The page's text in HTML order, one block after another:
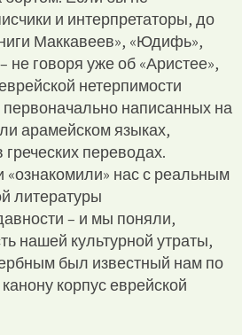
и интерпретаторы, до
Маккавеев», «Юдифь»,
не говоря уже об «Аристее»,
нетерпимости
первоначально написанных на
арамейском языках,
переводах.
«ознакомили» нас с реальным
литературы
– и мы поняли,
нашей культурной утраты,
был известный нам по
корпус еврейской